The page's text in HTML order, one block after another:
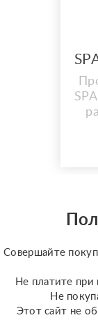
Совершайте
Не платите
Не
Этот сайт не